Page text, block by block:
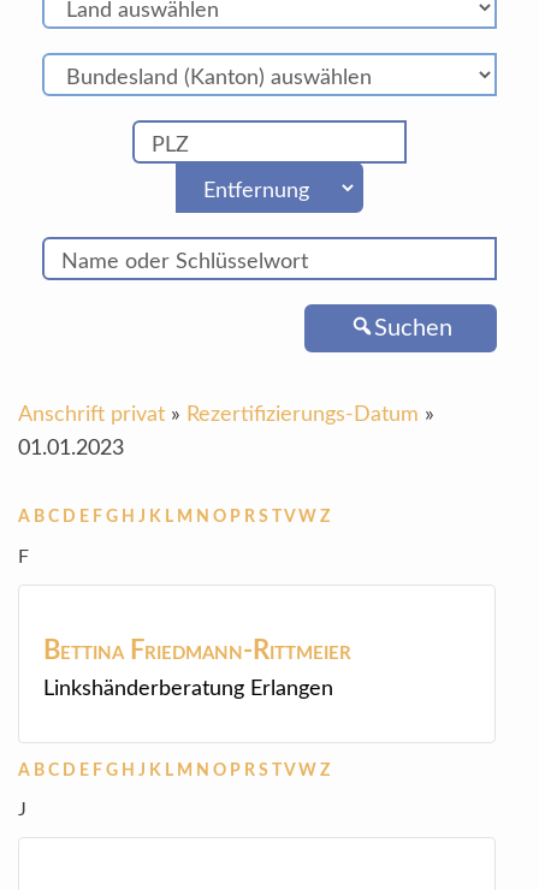
Suchen
Anschrift privat » Rezertifizierungs-Datum »
01.01.2023
A B C D E F G H J K L M N O P R S V W Z
F
Bettina Friedmann-Rittmeier
Linkshänderberatung Erlangen
A B C D E F G H J K L M N O P R S TV W Z
J